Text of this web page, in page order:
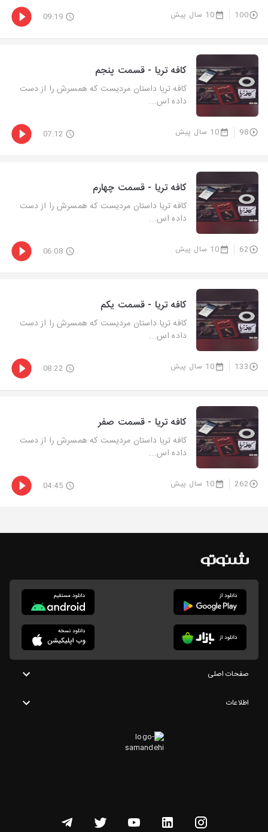
100 10 سال پیش 09:19
کافه تریا - قسمت پنجم
کافه تریا داستان مردیست که همسرش را از دست
داده اس...
98 10 سال پیش 07:12
کافه تریا - قسمت چهارم
کافه تریا داستان مردیست که همسرش را از دست
داده اس...
62 10 سال پیش 06:08
کافه تریا - قسمت یکم
کافه تریا داستان مردیست که همسرش را از دست
داده اس...
133 10 سال پیش 08:22
کافه تریا - قسمت صفر
کافه تریا داستان مردیست که همسرش را از دست
داده اس...
262 10 سال پیش 04:45
صفحات اصلی
اطلاعات